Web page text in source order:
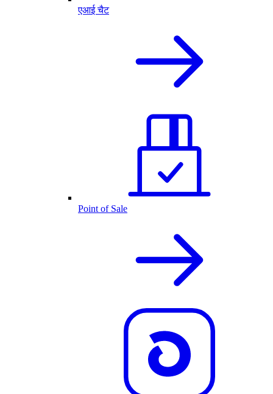
एआई चैट
Point of Sale